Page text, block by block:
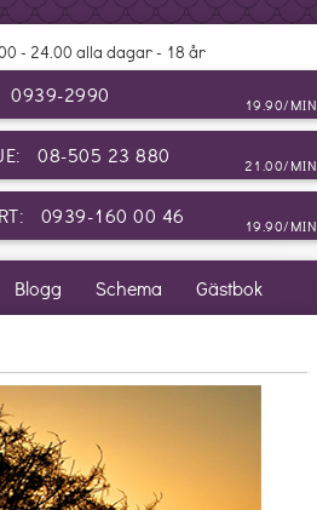
- 24.00 alla dagar - 18 år
0939-2990 19.90/MIN
08-505 23 880 21.00/MIN
0939-160 00 46 19.90/MIN
Blogg Schema Gästbok